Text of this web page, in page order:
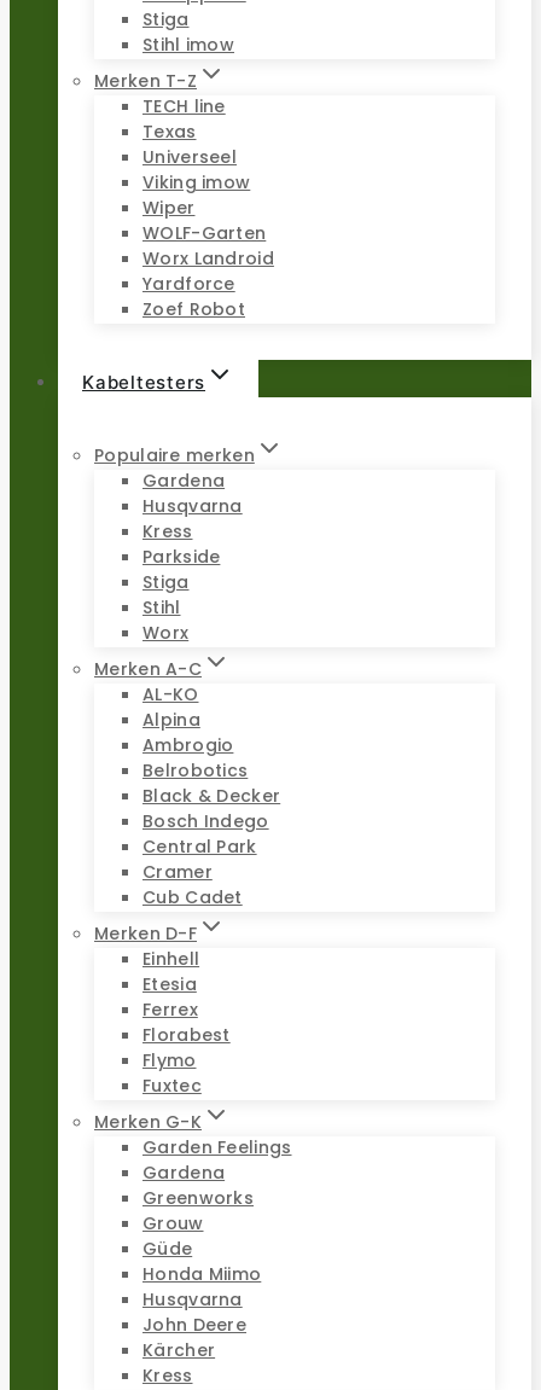
Stiga
Stihl imow
Merken T-Z
TECH line
Texas
Universeel
Viking imow
Wiper
WOLF-Garten
Worx Landroid
Yardforce
Zoef Robot
Kabeltesters
Populaire merken
Gardena
Husqvarna
Kress
Parkside
Stiga
Stihl
Worx
Merken A-C
AL-KO
Alpina
Ambrogio
Belrobotics
Black & Decker
Bosch Indego
Central Park
Cramer
Cub Cadet
Merken D-F
Einhell
Etesia
Ferrex
Florabest
Flymo
Fuxtec
Merken G-K
Garden Feelings
Gardena
Greenworks
Grouw
Güde
Honda Miimo
Husqvarna
John Deere
Kärcher
Kress